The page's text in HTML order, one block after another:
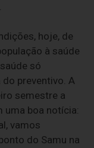
hoje, de
à saúde
só
preventivo. A
semestre a
uma boa notícia:
vamos
do Samu na